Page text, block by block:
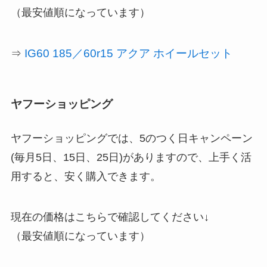
（最安値順になっています）
⇒ IG60 185／60r15 アクア ホイールセット
ヤフーショッピング
ヤフーショッピングでは、5のつく日キャンペーン
(毎月5日、15日、25日)がありますので、上手く活
用すると、安く購入できます。
現在の価格はこちらで確認してください↓
（最安値順になっています）